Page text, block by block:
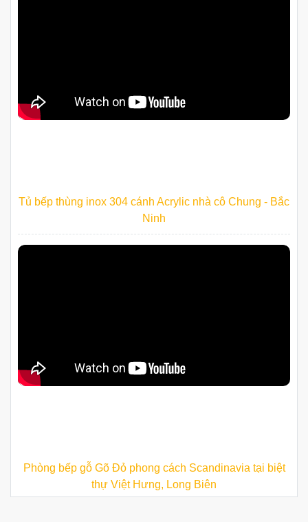
Tủ bếp thùng inox 304 cánh Acrylic nhà cô Chung - Bắc
Ninh
Phòng bếp gỗ Gõ Đỏ phong cách Scandinavia tại biệt
thự Việt Hưng, Long Biên